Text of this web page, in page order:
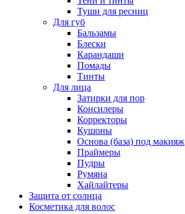
Туши для ресниц
Для губ
Бальзамы
Блески
Карандаши
Помады
Тинты
Для лица
Затирки для пор
Консилеры
Корректоры
Кушоны
Основа (база) под макияж
Праймеры
Пудры
Румяна
Хайлайтеры
Защита от солнца
Косметика для волос